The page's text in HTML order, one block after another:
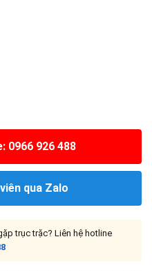
0966 926 488
qua Zalo
trục trặc? Liên hệ hotline